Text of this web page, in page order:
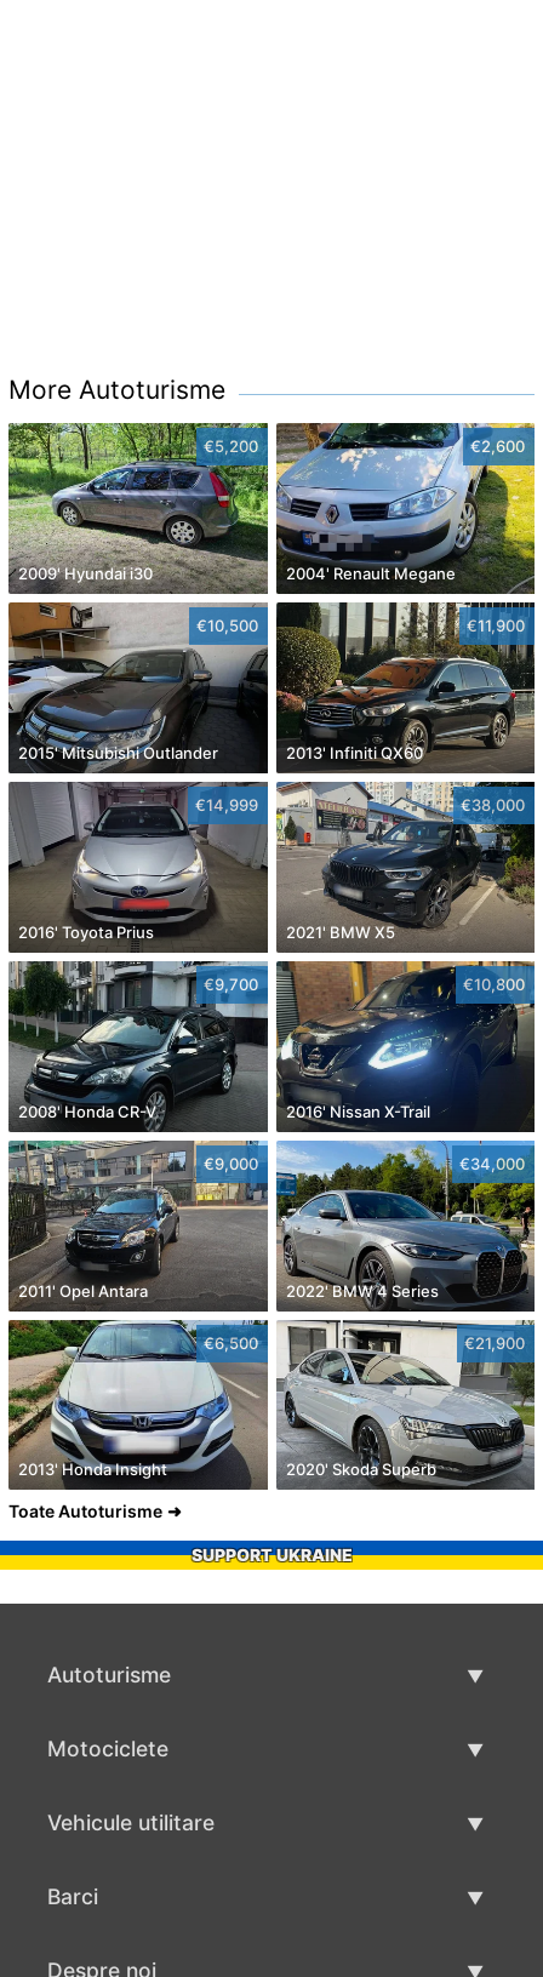
More Autoturisme
€5,200
2009' Hyundai i30
€2,600
2004' Renault Megane
€10,500
2015' Mitsubishi Outlander
€11,900
2013' Infiniti QX60
€14,999
2016' Toyota Prius
€38,000
2021' BMW X5
€9,700
2008' Honda CR-V
€10,800
2016' Nissan X-Trail
€9,000
2011' Opel Antara
€34,000
2022' BMW 4 Series
€6,500
2013' Honda Insight
€21,900
2020' Skoda Superb
Toate Autoturisme
SUPPORT UKRAINE
Autoturisme
Motociclete
Vehicule utilitare
Barci
Despre noi